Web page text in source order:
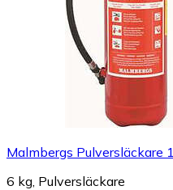
Malmbergs Pulversläckare
6 kg, Pulversläckare